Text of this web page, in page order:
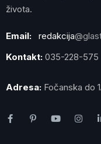
života.
Email: redakcija
Kontakt: 035-228-575
Adresa: Fočanska do